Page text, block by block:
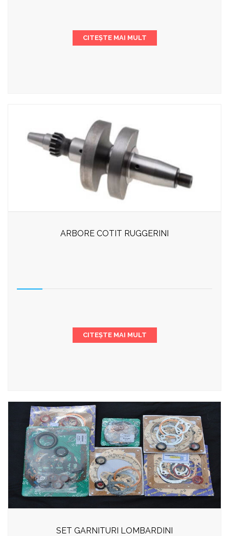
CITEȘTE MAI MULT
ARBORE COTIT RUGGERINI
CITEȘTE MAI MULT
SET GARNITURI LOMBARDINI